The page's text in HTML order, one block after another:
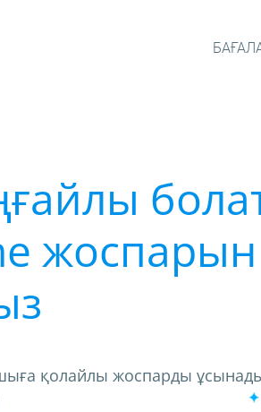
жоспарын
қолайлы жоспарды